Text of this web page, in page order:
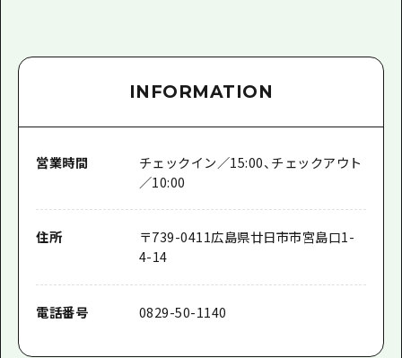
INFORMATION
営業時間
チェックイン／15:00、チェックアウト
／10:00
住所 〒739-0411広島県廿日市市宮島口1-
4-14
電話番号 0829-50-1140